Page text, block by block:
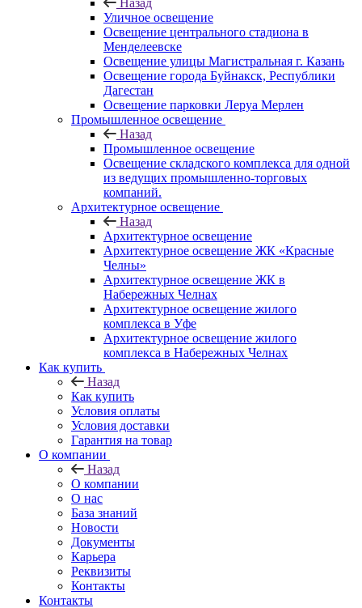
Назад
Уличное освещение
Освещение центрального стадиона в
Менделеевске
Освещение улицы Магистральная г. Казань
Освещение города Буйнакск, Республики
Дагестан
Освещение парковки Леруа Мерлен
Промышленное освещение
Назад
Промышленное освещение
Освещение складского комплекса для одной
из ведущих промышленно-торговых
компаний.
Архитектурное освещение
Назад
Архитектурное освещение
Архитектурное освещение ЖК «Красные
Челны»
Архитектурное освещение ЖК в
Набережных Челнах
Архитектурное освещение жилого
комплекса в Уфе
Архитектурное освещение жилого
комплекса в Набережных Челнах
Как купить
Назад
Как купить
Условия оплаты
Условия доставки
Гарантия на товар
О компании
Назад
О компании
О нас
База знаний
Новости
Документы
Карьера
Реквизиты
Контакты
Контакты